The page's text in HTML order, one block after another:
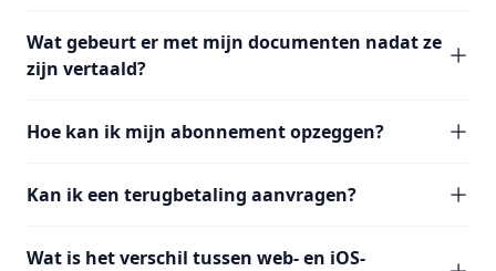
Wat gebeurt er met mijn documenten nadat ze
zijn vertaald?
Hoe kan ik mijn abonnement opzeggen?
Kan ik een terugbetaling aanvragen?
Wat is het verschil tussen web- en iOS-